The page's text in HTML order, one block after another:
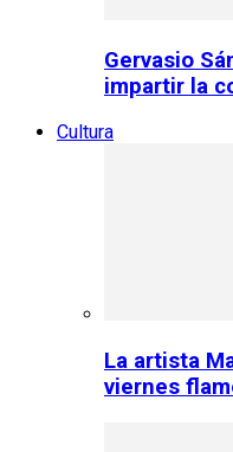
Gervasio
impartir la
Cultura
La artista
viernes